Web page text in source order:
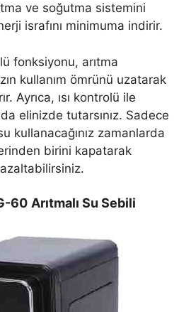
ve soğutma sistemini
israfını minimuma indirir.
fonksiyonu, arıtma
kullanım ömrünü uzatarak
Ayrıca, ısı kontrolü ile
elinizde tutarsınız. Sadece
kullanacağınız zamanlarda
birini kapatarak
60 Arıtmalı Su Sebili